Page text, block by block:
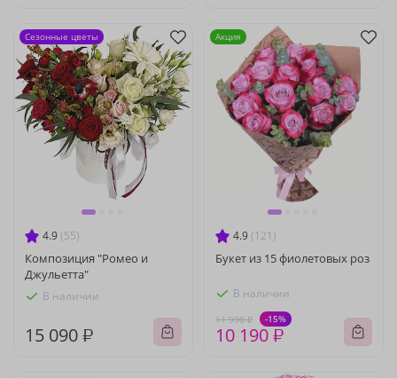
4.9 (55)
Композиция "Ромео и
Джульетта"
В наличии
15 090 ₽
Сезонные цветы
4.9 (121)
Букет из 15 фиолетовых роз
В наличии
11 990 ₽ -15%
10 190 ₽
Акция